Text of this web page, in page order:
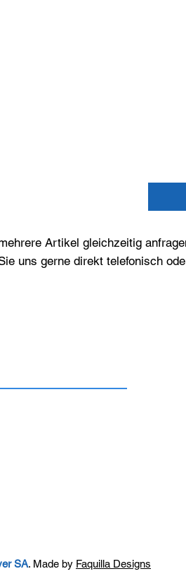
Artikel gleichzeitig
uns gerne direkt telefonisch
SA. Made by Faquilla Designs